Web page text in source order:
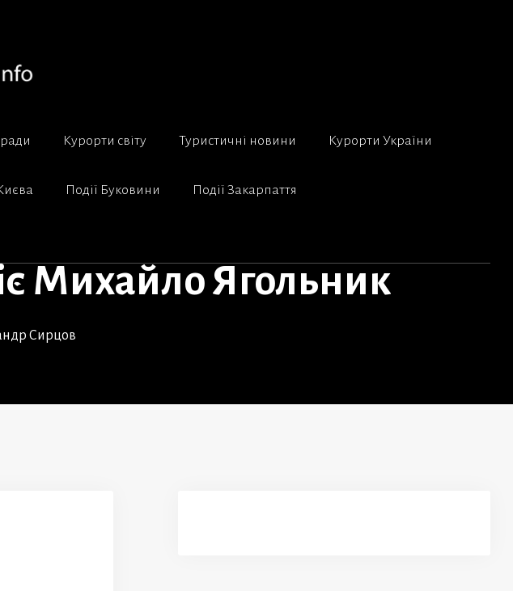
Курорти світу Туристичні новини Курорти України
Події Буковини Події Закарпаття
Михайло Ягольник
Сирцов